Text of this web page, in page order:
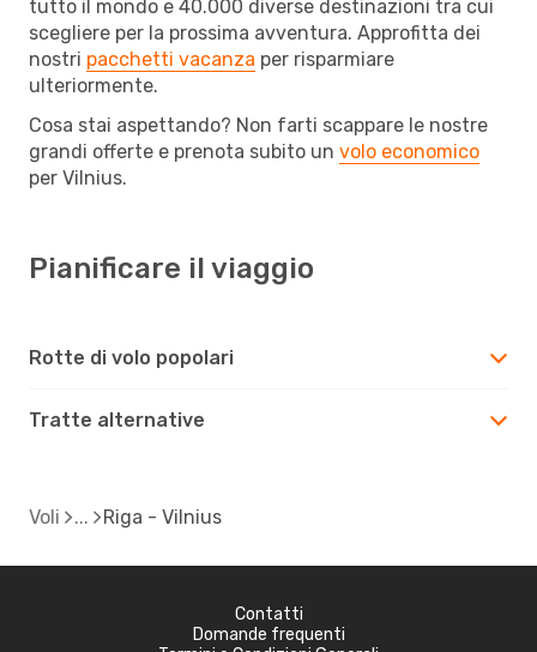
tutto il mondo e 40.000 diverse destinazioni tra cui
scegliere per la prossima avventura. Approfitta dei
nostri pacchetti vacanza per risparmiare
ulteriormente.
Cosa stai aspettando? Non farti scappare le nostre
grandi offerte e prenota subito un volo economico
per Vilnius.
Pianificare il viaggio
Rotte di volo popolari
Tratte alternative
Voli Riga - Vilnius
Contatti
Domande frequenti